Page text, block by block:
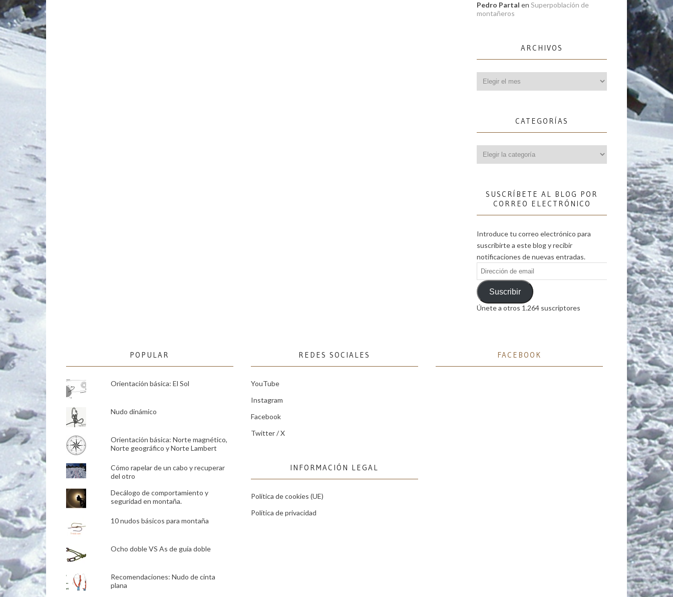
Pedro Partal en Superpoblación de
montañeros
ARCHIVOS
CATEGORÍAS
SUSCRÍBETE AL BLOG POR
CORREO ELECTRÓNICO
Introduce tu correo electrónico para
suscribirte a este blog y recibir
notificaciones de nuevas entradas.
Dirección
de
emailSuscribir
Únete a otros 1.264 suscriptores
POPULAR
Orientación básica: El Sol
Nudo dinámico
Orientación básica: Norte magnético,
Norte geográfico y Norte Lambert
Cómo rapelar de un cabo y recuperar
del otro
Decálogo de comportamiento y
seguridad en montaña.
10 nudos básicos para montaña
Ocho doble VS As de guía doble
Recomendaciones: Nudo de cinta
plana
REDES SOCIALES
YouTube
Instagram
Facebook
Twitter / X
INFORMACIÓN LEGAL
Política de cookies (UE)
Política de privacidad
FACEBOOK